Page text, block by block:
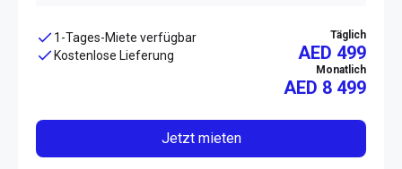
1-Tages-Miete verfügbar
Kostenlose Lieferung
Täglich
AED 499
Monatlich
AED 8 499
Jetzt mieten